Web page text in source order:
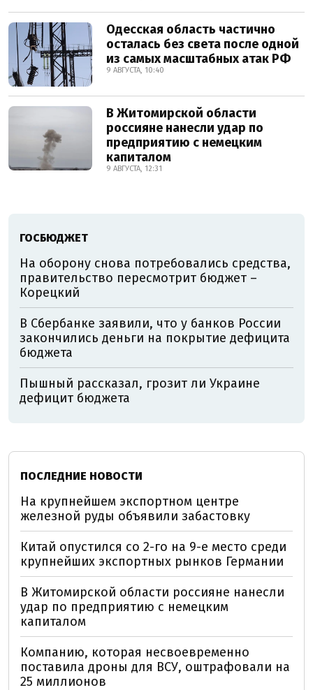
Одесская область частично
осталась без света после одной
из самых масштабных атак РФ
9 АВГУСТА, 10:40
В Житомирской области
россияне нанесли удар по
предприятию с немецким
капиталом
9 АВГУСТА, 12:31
ГОСБЮДЖЕТ
На оборону снова потребовались средства,
правительство пересмотрит бюджет –
Корецкий
В Сбербанке заявили, что у банков России
закончились деньги на покрытие дефицита
бюджета
Пышный рассказал, грозит ли Украине
дефицит бюджета
ПОСЛЕДНИЕ НОВОСТИ
На крупнейшем экспортном центре
железной руды объявили забастовку
Китай опустился со 2-го на 9-е место среди
крупнейших экспортных рынков Германии
В Житомирской области россияне нанесли
удар по предприятию с немецким
капиталом
Компанию, которая несвоевременно
поставила дроны для ВСУ, оштрафовали на
25 миллионов